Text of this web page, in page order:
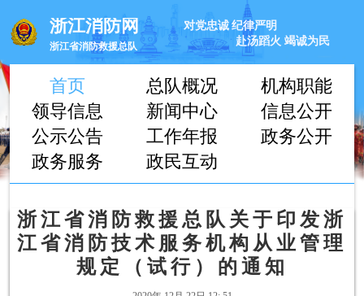
浙江消防网
浙江省消防救援总队
对党忠诚 纪律严明
赴汤蹈火 竭诚为民
首页 总队概况
机构职能
领导信息
新闻中心
信息公开
公示公告
工作年报
政务公开
政务服务
政民互动
浙江省消防救援总队关于印发浙
江省消防技术服务机构从业管理
规定（试行）的通知